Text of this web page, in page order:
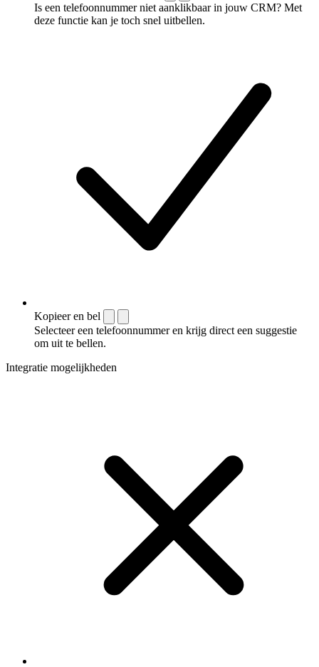
Is een telefoonnummer niet aanklikbaar in jouw CRM? Met
deze functie kan je toch snel uitbellen.
Kopieer en bel
Selecteer een telefoonnummer en krijg direct een suggestie
om uit te bellen.
Integratie mogelijkheden